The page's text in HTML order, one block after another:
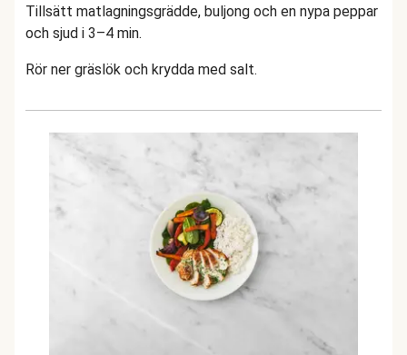
Tillsätt matlagningsgrädde, buljong och en nypa peppar
och sjud i 3–4 min.
Rör ner gräslök och krydda med salt.